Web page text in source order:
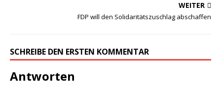
WEITER
FDP will den Solidaritätszuschlag abschaffen
SCHREIBE DEN ERSTEN KOMMENTAR
Antworten